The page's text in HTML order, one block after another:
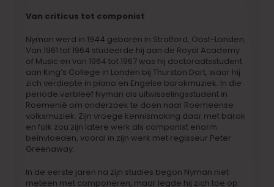
Van criticus tot componist
Nyman werd in 1944 geboren in Stratford, Oost-Londen.
Van 1961 tot 1964 studeerde hij aan de Royal Academy
of Music en van 1964 tot 1967 was hij doctoraatsstudent
aan King’s College in Londen bij Thurston Dart, waar hij
zich verdiepte in piano en Engelse barokmuziek. In die
periode verbleef Nyman als uitwisselingsstudent in
Roemenië om onderzoek te doen naar Roemeense
volksmuziek. Zijn vroege kennismaking daar met barok
en folk zou zijn latere werk als componist enorm
beïnvloeden, vooral in zijn werk met regisseur Peter
Greenaway.
In de eerste jaren na zijn studies begon Nyman niet
meteen met componeren, maar legde hij zich toe op